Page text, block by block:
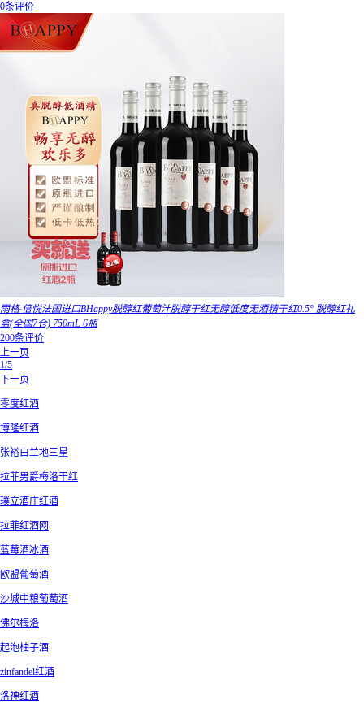
0条评价
雨格·倍悦法国进口BHappy脱醇红葡萄汁脱醇干红无醇低度无酒精干红0.5° 脱醇红礼
盒(全国7仓) 750mL 6瓶
200条评价
上一页
1/5
下一页
零度红酒
博隆红酒
张裕白兰地三星
拉菲男爵梅洛干红
璞立酒庄红酒
拉菲红酒网
蓝莓酒冰酒
欧盟葡萄酒
沙城中粮葡萄酒
佛尔梅洛
起泡柚子酒
zinfandel红酒
洛神红酒